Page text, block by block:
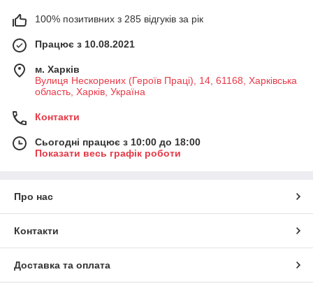
100% позитивних з 285 відгуків за рік
Працює з 10.08.2021
м. Харків
Вулиця Нескорених (Героїв Праці), 14, 61168, Харківська
область, Харків, Україна
Контакти
Сьогодні працює з 10:00 до 18:00
Показати весь графік роботи
Про нас
Контакти
Доставка та оплата